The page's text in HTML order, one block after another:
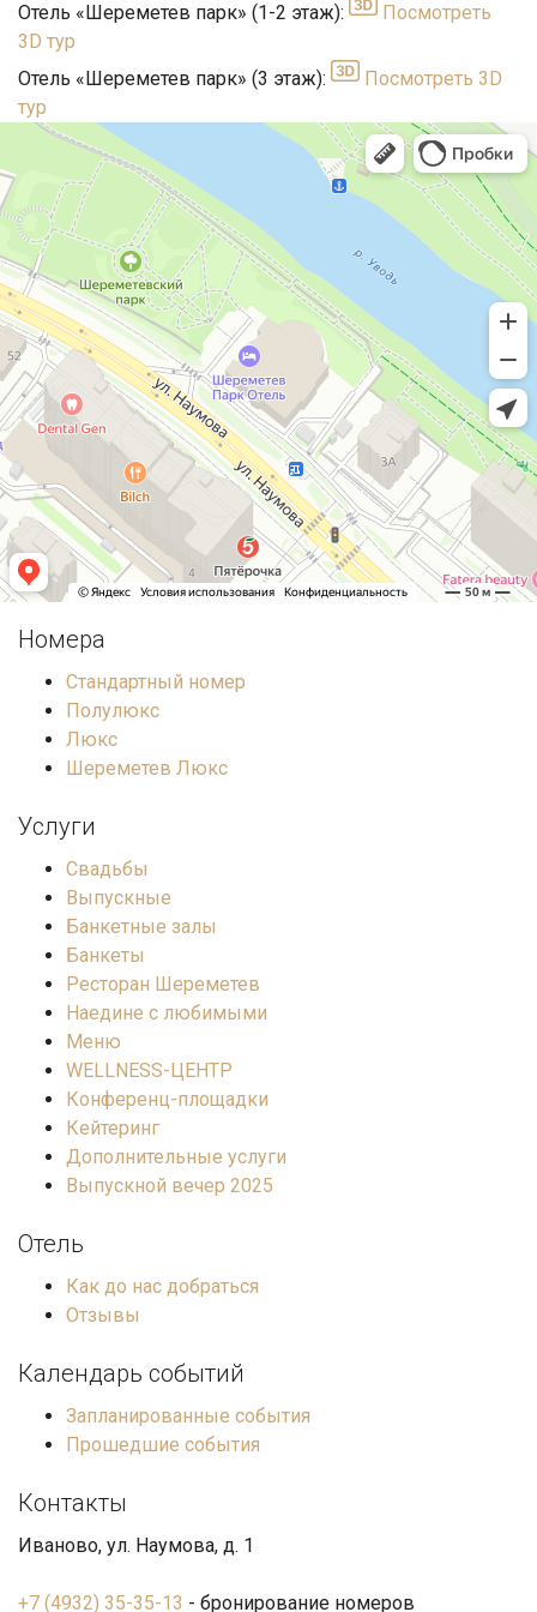
Отель «Шереметев парк» (1-2 этаж):
Посмотреть
3D тур
Отель «Шереметев парк» (3 этаж):
Посмотреть 3D
тур
Номера
Стандартный номер
Полулюкс
Люкс
Шереметев Люкс
Услуги
Свадьбы
Выпускные
Банкетные залы
Банкеты
Ресторан Шереметев
Наедине с любимыми
Меню
WELLNESS-ЦЕНТР
Конференц-площадки
Кейтеринг
Дополнительные услуги
Выпускной вечер 2025
Отель
Как до нас добраться
Отзывы
Календарь событий
Запланированные события
Прошедшие события
Контакты
Иваново, ул. Наумова, д. 1
+7 (4932) 35-35-13 - бронирование номеров